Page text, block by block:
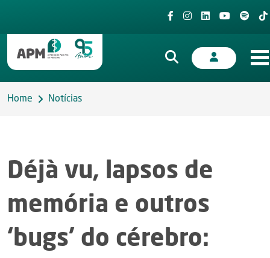
Home Notícias
Déjà vu, lapsos de
memória e outros
‘bugs’ do cérebro: